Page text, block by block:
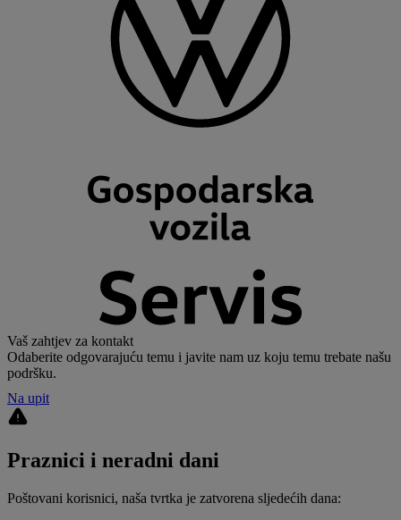
Vaš zahtjev za kontakt
Odaberite odgovarajuću temu i javite nam uz koju temu trebate našu
podršku.
Na upit
Praznici i neradni dani
Poštovani korisnici, naša tvrtka je zatvorena sljedećih dana: